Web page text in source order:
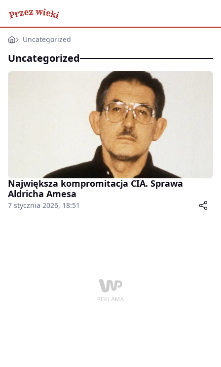
Uncategorized
Uncategorized
Największa kompromitacja CIA. Sprawa
Aldricha Amesa
7 stycznia 2026, 18:51